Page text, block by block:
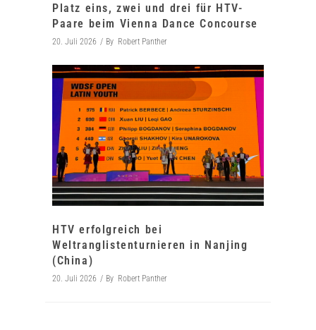
Platz eins, zwei und drei für HTV-
Paare beim Vienna Dance Concourse
20. Juli 2026 By Robert Panther
HTV erfolgreich bei
Weltranglistenturnieren in Nanjing
(China)
20. Juli 2026 By Robert Panther